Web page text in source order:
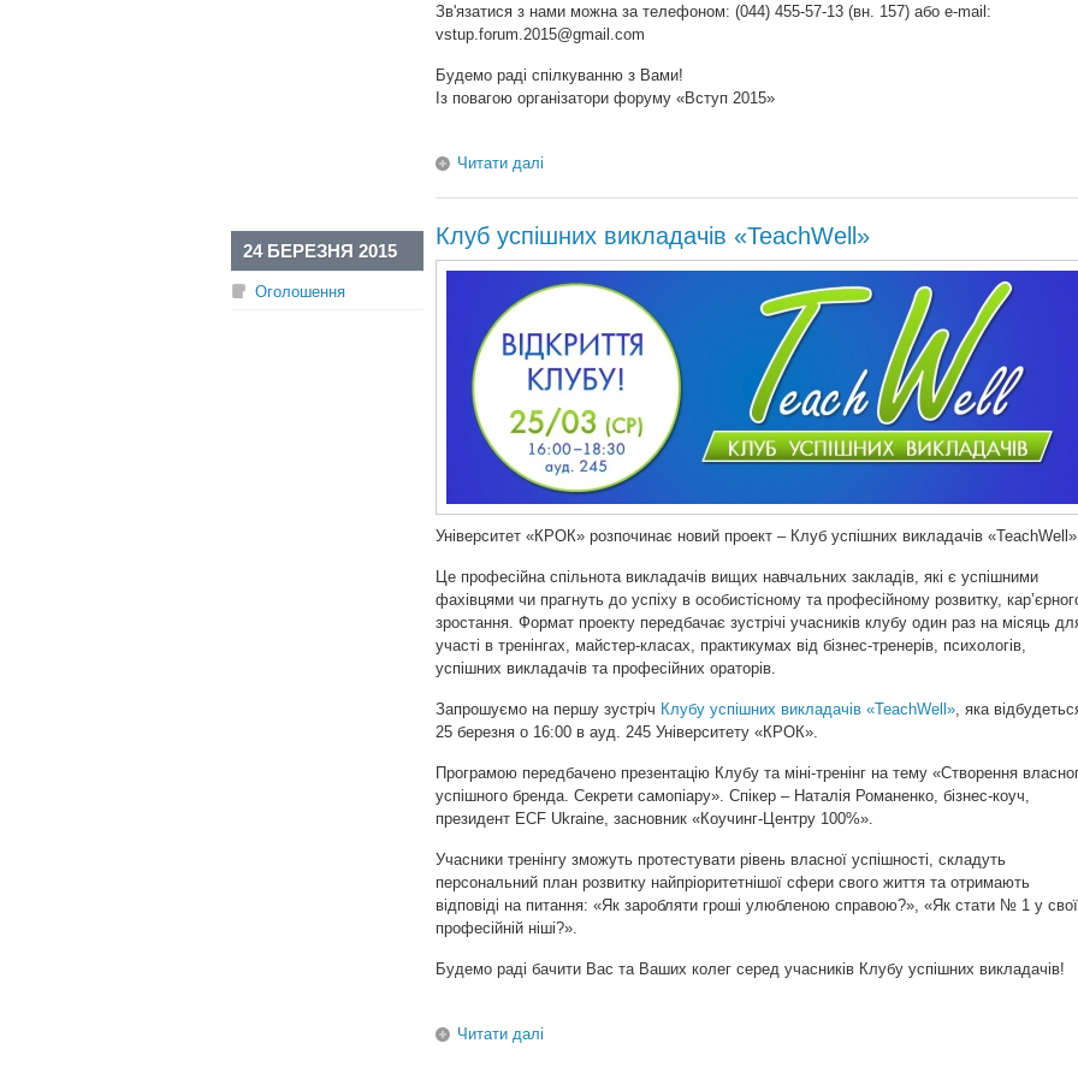
Зв'язатися з нами можна за телефоном: (044) 455-57-13 (вн. 157) або e-mail:
vstup.forum.2015@gmail.com
Будемо раді спілкуванню з Вами!
Із повагою організатори форуму «Вступ 2015»
Читати далі
Клуб успішних викладачів «TeachWell»
24 БЕРЕЗНЯ 2015
Оголошення
Університет «КРОК» розпочинає новий проект – Клуб успішних викладачів
Це професійна спільнота викладачів вищих навчальних закладів, які є успішними
фахівцями чи прагнуть до успіху в особистісному та професійному розвитку,
зростання. Формат проекту передбачає зустрічі учасників клубу один раз на місяць
участі в тренінгах, майстер-класах, практикумах від бізнес-тренерів, психологів,
успішних викладачів та професійних ораторів.
Запрошуємо на першу зустріч Клубу успішних викладачів «TeachWell», яка
25 березня о 16:00 в ауд. 245 Університету «КРОК».
Програмою передбачено презентацію Клубу та міні-тренінг на тему «Створення
успішного бренда. Секрети самопіару». Спікер – Наталія Романенко, бізнес-коуч,
президент ЕСF Ukraine, засновник «Коучинг-Центру 100%».
Учасники тренінгу зможуть протестувати рівень власної успішності, складуть
персональний план розвитку найпріоритетнішої сфери свого життя та отримають
відповіді на питання: «Як заробляти гроші улюбленою справою?», «Як стати № 1 у
професійній ніші?».
Будемо раді бачити Вас та Ваших колег серед учасників Клубу успішних викладачів!
Читати далі